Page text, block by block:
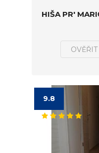
HIŠA PR'
9.8